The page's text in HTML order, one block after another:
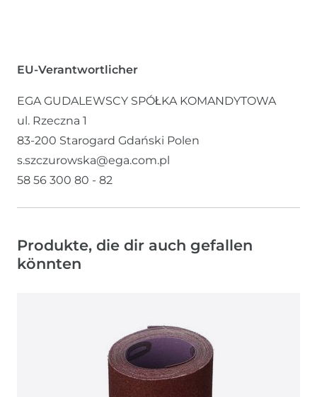
EU-Verantwortlicher
EGA GUDALEWSCY SPÓŁKA KOMANDYTOWA
ul. Rzeczna 1
83-200 Starogard Gdański Polen
s.szczurowska@ega.com.pl
58 56 300 80 - 82
Produkte, die dir auch gefallen
könnten